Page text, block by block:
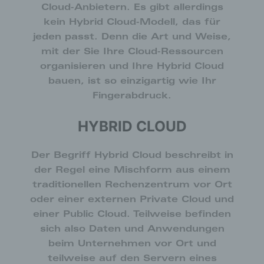
Cloud-Anbietern. Es gibt allerdings
kein Hybrid Cloud-Modell, das für
jeden passt. Denn die Art und Weise,
mit der Sie Ihre Cloud-Ressourcen
organisieren und Ihre Hybrid Cloud
bauen, ist so einzigartig wie Ihr
Fingerabdruck.
HYBRID CLOUD
Der Begriff Hybrid Cloud beschreibt in
der Regel eine Mischform aus einem
traditionellen Rechenzentrum vor Ort
oder einer externen Private Cloud und
einer Public Cloud. Teilweise befinden
sich also Daten und Anwendungen
beim Unternehmen vor Ort und
teilweise auf den Servern eines
ermöglichen uns, wie bereits erwähnt, die
Benutzer unserer Internetseite wiederzuerkennen.
Zweck dieser Wiedererkennung ist es, den
Nutzern die Verwendung unserer Internetseite zu
erleichtern. Der Benutzer einer Internetseite, die
Cookies verwendet, muss beispielsweise nicht bei
jedem Besuch der Internetseite erneut seine
Zugangsdaten eingeben, weil dies von der
Internetseite und dem auf dem Computersystem
wird. Ein weiteres Beispiel ist das Cookie eines
Warenkorbes im Online-Shop. Der Online-Shop
virtuellen Warenkorb gelegt hat, über ein Cookie.
Die betroffene Person kann die Setzung von
Cookies durch unsere Internetseite jederzeit
mittels einer entsprechenden Einstellung des
genutzten Internetbrowsers verhindern und damit
der Setzung von Cookies dauerhaft
widersprechen. Ferner können bereits gesetzte
Cookies jederzeit über einen Internetbrowser oder
andere Softwareprogramme gelöscht werden. Dies